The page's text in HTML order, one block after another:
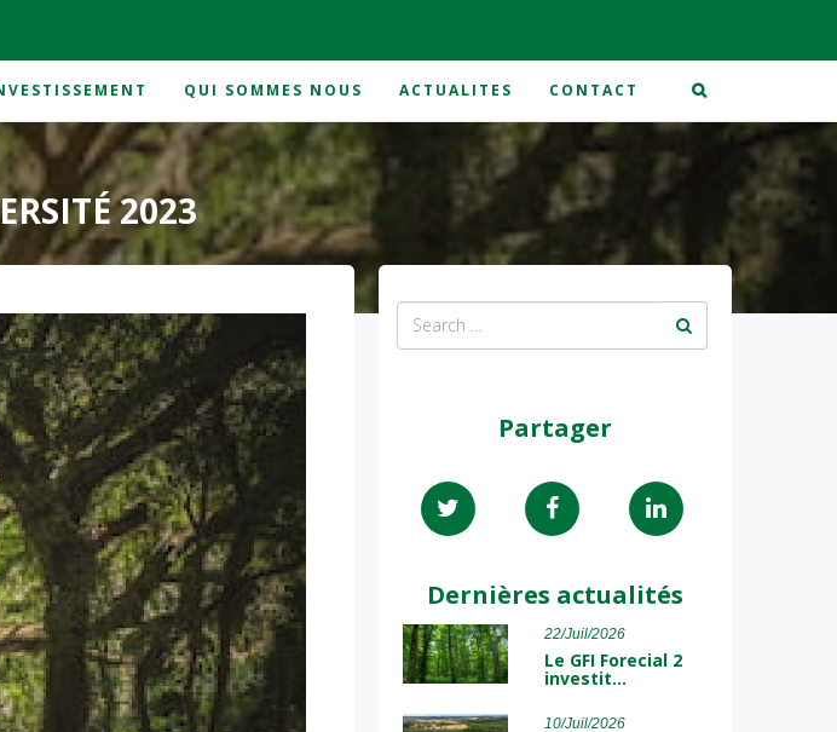
QUI SOMMES NOUS ACTUALITES CONTACT
2023
Partager
Dernières actualités
22/Juil/2026
Le GFI Forecial 2
investit…
10/Juil/2026